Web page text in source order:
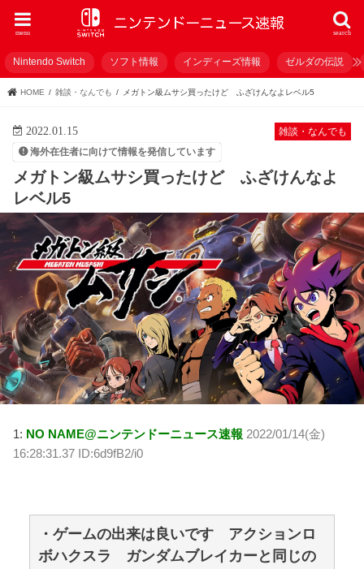
search
menu
Nintendo Switch ソフト情報 インディーズ情報 ゼルダの伝説
HOME 雑談・なんでも メガトン級ムサシ買ったけど ふざけんなよレベル5
雑談・なんでも
2022.01.15
海外在住者に向けて情報を発信しています
メガトン級ムサシ買ったけど ふざけんなよ
レベル5
1: NO NAME@ニンテンドーニュース速報 2022/01/14(金)
16:28:31.37 ID:6d9fB2/i0
・ゲームの出来は良いです アクションロ
ボハクスラ ガンダムブレイカーと同じの